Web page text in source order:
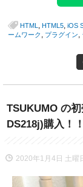
HTML HTML5 iOS
ームワーク
プラグイン
TSUKUMO の
DS218j)購入！！
2020年1月4日 土曜